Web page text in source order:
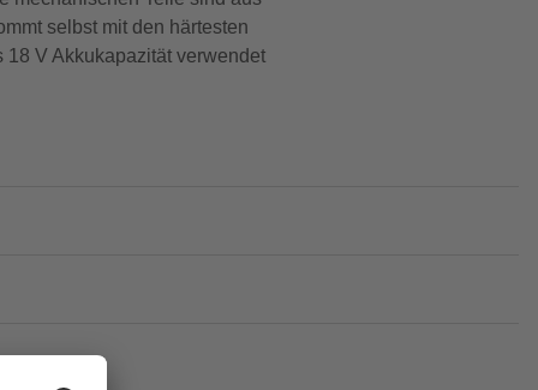
selbst mit den härtesten
V Akkukapazität verwendet